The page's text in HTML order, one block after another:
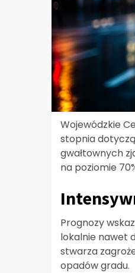
Wojewódzkie
stopnia
gwałtownych
na poziomie
Prognozy
lokalnie nawet
stwarza
opadów gradu.